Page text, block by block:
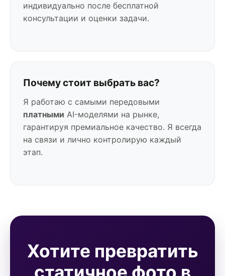
индивидуально после бесплатной
консультации и оценки задачи.
Почему стоит выбрать вас?
Я работаю с самыми передовыми
платными AI-моделями на рынке,
гарантируя премиальное качество. Я всегда
на связи и лично контролирую каждый
этап.
Хотите превратить